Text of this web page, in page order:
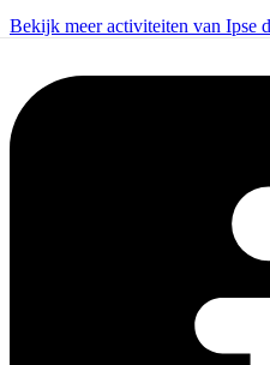
Bekijk meer activiteiten van Ipse